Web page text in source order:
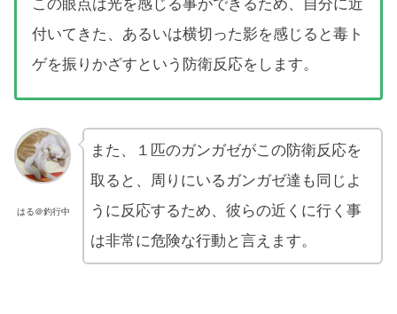
この眼点は光を感じる事ができるため、自分に近
付いてきた、あるいは横切った影を感じると毒ト
ゲを振りかざすという防衛反応をします。
はる＠釣行中
また、１匹のガンガゼがこの防衛反応を
取ると、周りにいるガンガゼ達も同じよ
うに反応するため、彼らの近くに行く事
は非常に危険な行動と言えます。